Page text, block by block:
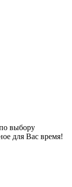
выбору
для Вас время!